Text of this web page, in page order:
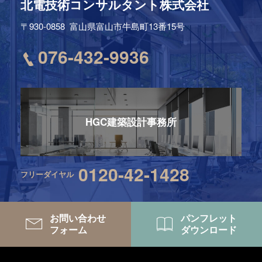
北電技術コンサルタント株式会社
〒930-0858 富山県富山市牛島町13番15号
076-432-9936
HGC建築設計事務所
フリーダイヤル 0120-42-1428
お問い合わせ
フォーム
パンフレット
ダウンロード